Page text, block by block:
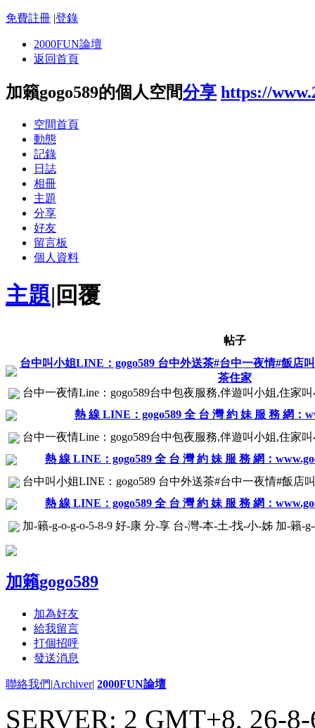
免費註冊 |登錄
2000FUN論壇
返回首頁
加籟gogo589的個人空間分享 https://
空間首頁
動態
記錄
日誌
相冊
主題
分享
好友
留言板
個人資料
主題| 回覆
帖子
台中叫小姐LINE：gogo589 台中外送茶#台中一夜情#飯店
茶住家
台中一夜情Line：gogo589台中包夜服務,伴遊叫小姐,住家
熱 線 LINE：gogo589 全 台 灣 約 妹 服 務 網：
台中一夜情Line：gogo589台中包夜服務,伴遊叫小姐,住家
熱 線 LINE：gogo589 全 台 灣 約 妹 服 務 網：
台中叫小姐LINE：gogo589 台中外送茶#台中一夜情#飯
熱 線 LINE：gogo589 全 台 灣 約 妹 服 務 網：
加-籟-g-o-g-o-5-8-9 好-康 分-享 台-灣-本-土-找-小-姊 加-籟-
加籟gogo589
加為好友
給我留言
打個招呼
發送消息
聯絡我們|Archiver| 2000FUN論壇
SERVER: 2 GMT+8, 26-